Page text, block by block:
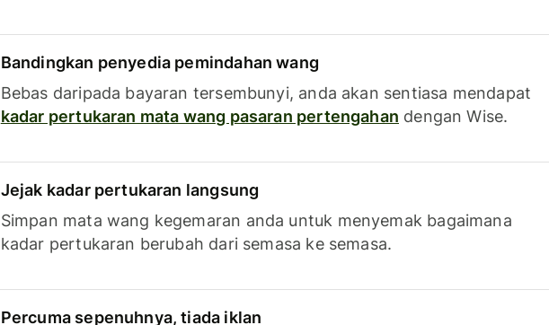
Bandingkan penyedia pemindahan wang
Bebas daripada bayaran tersembunyi, anda akan sentiasa mendapat
kadar pertukaran mata wang pasaran pertengahan dengan Wise.
Jejak kadar pertukaran langsung
Simpan mata wang kegemaran anda untuk menyemak bagaimana
kadar pertukaran berubah dari semasa ke semasa.
Percuma sepenuhnya, tiada iklan